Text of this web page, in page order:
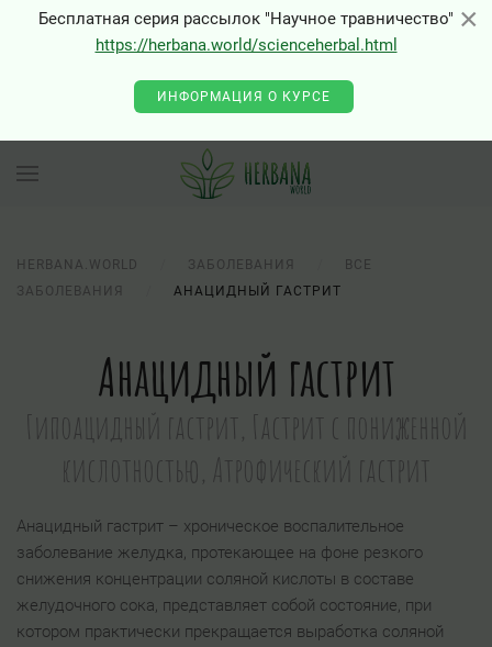
×
Бесплатная серия рассылок "Научное травничество"
https://herbana.world/scienceherbal.html
ИНФОРМАЦИЯ О КУРСЕ
HERBANA.WORLD ЗАБОЛЕВАНИЯ
ВСЕ
ЗАБОЛЕВАНИЯ
АНАЦИДНЫЙ ГАСТРИТ
Анацидный гастрит
Гипоацидный гастрит, Гастрит с пониженной
кислотностью, Атрофический гастрит
Анацидный гастрит – хроническое воспалительное
заболевание желудка, протекающее на фоне резкого
снижения концентрации соляной кислоты в составе
желудочного сока, представляет собой состояние, при
котором практически прекращается выработка соляной
×